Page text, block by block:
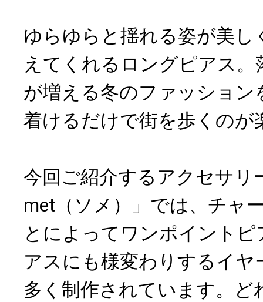
ゆらゆらと揺れる姿が美し
えてくれるロングピアス
が増える冬のファッション
着けるだけで街を歩くのが
今回ご紹介するアクセサリ
met（ソメ）」では、チャ
とによってワンポイント
アスにも様変わりするイヤ
多く制作されています。ど